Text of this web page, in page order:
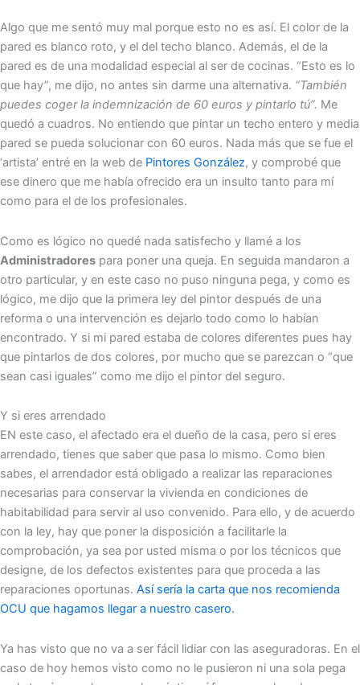
Algo que me sentó muy mal porque esto no es así. El color de la
pared es blanco roto, y el del techo blanco. Además, el de la
pared es de una modalidad especial al ser de cocinas. “Esto es lo
que hay”, me dijo, no antes sin darme una alternativa. “También
puedes coger la indemnización de 60 euros y pintarlo tú”. Me
quedó a cuadros. No entiendo que pintar un techo entero y media
pared se pueda solucionar con 60 euros. Nada más que se fue el
‘artista’ entré en la web de Pintores González, y comprobé que
ese dinero que me había ofrecido era un insulto tanto para mí
como para el de los profesionales.
Como es lógico no quedé nada satisfecho y llamé a los
Administradores para poner una queja. En seguida mandaron a
otro particular, y en este caso no puso ninguna pega, y como es
lógico, me dijo que la primera ley del pintor después de una
reforma o una intervención es dejarlo todo como lo habían
encontrado. Y si mi pared estaba de colores diferentes pues hay
que pintarlos de dos colores, por mucho que se parezcan o “que
sean casi iguales” como me dijo el pintor del seguro.
Y si eres arrendado
EN este caso, el afectado era el dueño de la casa, pero si eres
arrendado, tienes que saber que pasa lo mismo. Como bien
sabes, el arrendador está obligado a realizar las reparaciones
necesarias para conservar la vivienda en condiciones de
habitabilidad para servir al uso convenido. Para ello, y de acuerdo
con la ley, hay que poner la disposición a facilitarle la
comprobación, ya sea por usted misma o por los técnicos que
designe, de los defectos existentes para que proceda a las
reparaciones oportunas. Así sería la carta que nos recomienda
OCU que hagamos llegar a nuestro casero.
Ya has visto que no va a ser fácil lidiar con las aseguradoras. En el
caso de hoy hemos visto como no le pusieron ni una sola pega